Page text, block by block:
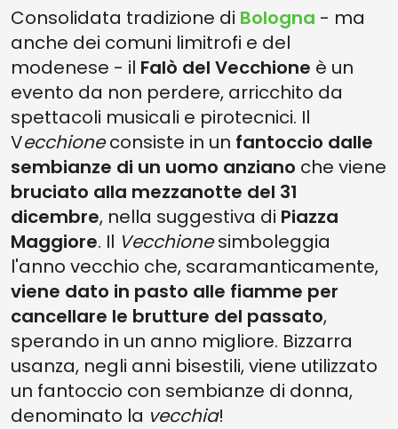
Consolidata tradizione di Bologna - ma
anche dei comuni limitrofi e del
modenese - il Falò del Vecchione è un
evento da non perdere, arricchito da
spettacoli musicali e pirotecnici. Il
Vecchioneconsiste in un fantoccio dalle
sembianze di un uomo anziano che viene
bruciato alla mezzanotte del 31
dicembre, nella suggestiva di Piazza
Maggiore. Il Vecchionesimboleggia
l'anno vecchio che, scaramanticamente,
viene dato in pasto alle fiamme per
cancellare le brutture del passato,
sperando in un anno migliore. Bizzarra
usanza, negli anni bisestili, viene utilizzato
un fantoccio con sembianze di donna,
denominato la vecchia!